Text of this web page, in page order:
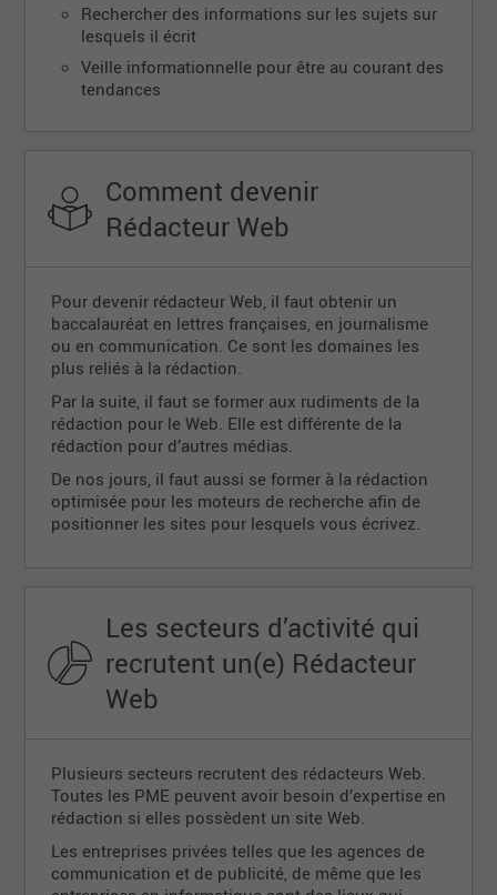
Rechercher des informations sur les sujets sur
lesquels il écrit
Veille informationnelle pour être au courant des
tendances
Comment devenir
Rédacteur Web
Pour devenir rédacteur Web, il faut obtenir un
baccalauréat en lettres françaises, en journalisme
ou en communication. Ce sont les domaines les
plus reliés à la rédaction.
Par la suite, il faut se former aux rudiments de la
rédaction pour le Web. Elle est différente de la
rédaction pour d’autres médias.
De nos jours, il faut aussi se former à la rédaction
optimisée pour les moteurs de recherche afin de
positionner les sites pour lesquels vous écrivez.
Les secteurs d’activité qui
recrutent un(e) Rédacteur
Web
Plusieurs secteurs recrutent des rédacteurs Web.
Toutes les PME peuvent avoir besoin d’expertise en
rédaction si elles possèdent un site Web.
Les entreprises privées telles que les agences de
communication et de publicité, de même que les